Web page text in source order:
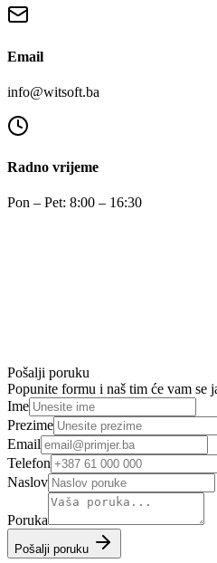
Email
info@witsoft.ba
Radno vrijeme
Pon – Pet: 8:00 – 16:30
Pošalji poruku
Popunite formu i naš tim će vam se
Ime
Prezime
Email
Telefon
Naslov
Poruka
Pošalji poruku